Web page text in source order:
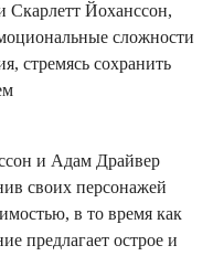
Йоханссон,
сложности
стремясь сохранить
и Адам Драйвер
своих персонажей
в то время как
предлагает острое и